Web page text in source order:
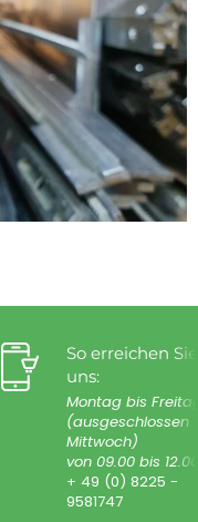
So erreichen Sie
uns:
Montag bis
(ausgeschlossen
Mittwoch)
von 09.00 bis
+ 49 (0) 8225 -
9581747